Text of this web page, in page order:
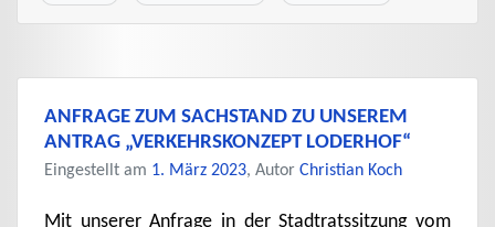
ANFRAGE ZUM SACHSTAND ZU UNSEREM
ANTRAG „VERKEHRSKONZEPT LODERHOF“
Eingestellt am 1. März 2023, Autor Christian Koch
Mit unserer Anfrage in der Stadtratssitzung vom